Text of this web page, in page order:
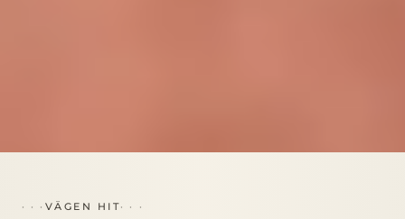
VÄGEN HIT